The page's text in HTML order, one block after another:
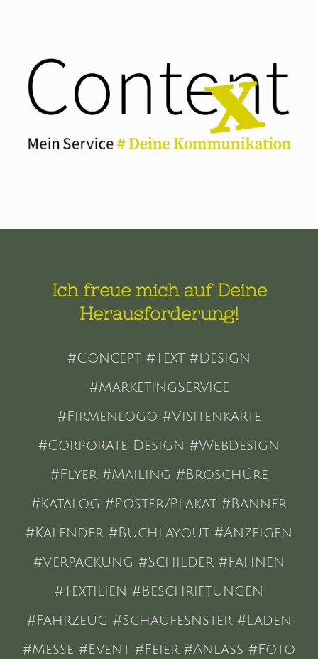
Ich freue mich auf Deine
Herausforderung!
#Concept #Text #Design
#MarketingService
#Firmenlogo #Visitenkarte
#Corporate Design #Webdesign
#Flyer #Mailing #Broschüre
#Katalog #Poster/Plakat #Banner
#Kalender #Buchlayout #Anzeigen
#Verpackung #Schilder #Fahnen
#Textilien #Beschriftungen
#Fahrzeug #Schaufesnster #Laden
#Messe #Event #Feier #Anlass #Foto